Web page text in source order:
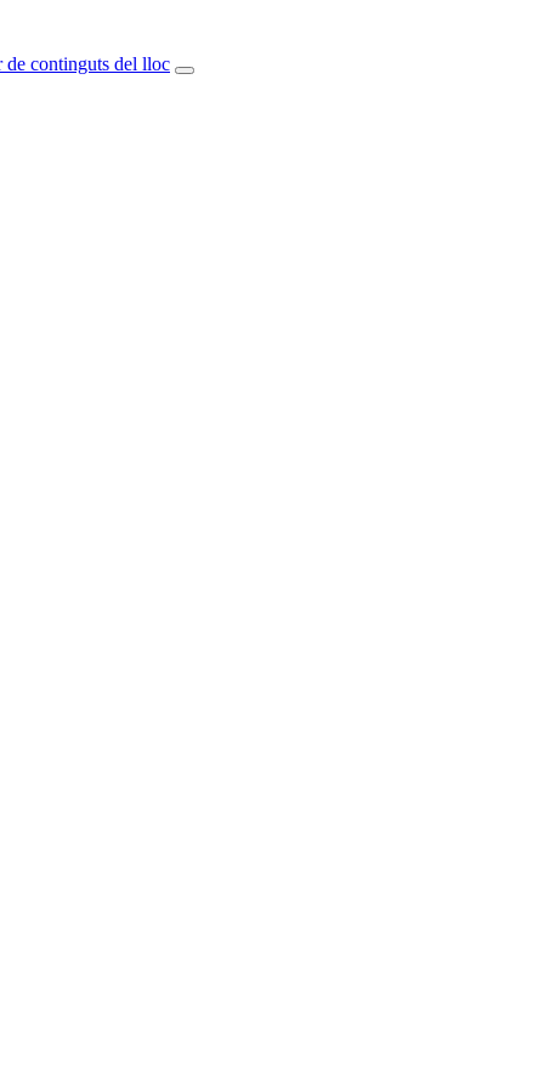
de continguts del lloc